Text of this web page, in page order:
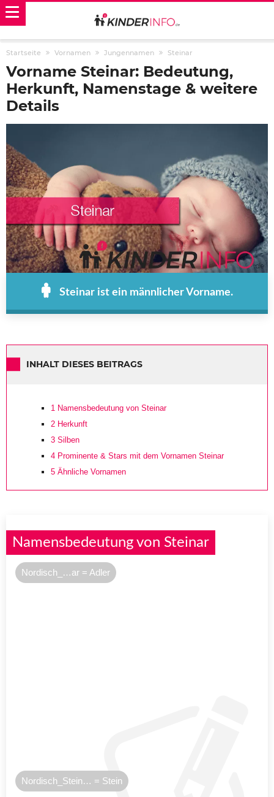
Startseite Vornamen Jungennamen Steinar
Vorname Steinar: Bedeutung,
Herkunft, Namenstage & weitere
Details
Steinar ist ein männlicher Vorname.
INHALT DIESES BEITRAGS
1 Namensbedeutung von Steinar
2 Herkunft
3 Silben
4 Prominente & Stars mit dem Vornamen Steinar
5 Ähnliche Vornamen
Namensbedeutung von Steinar
Nordisch_…ar = Adler
Nordisch_Stein… = Stein